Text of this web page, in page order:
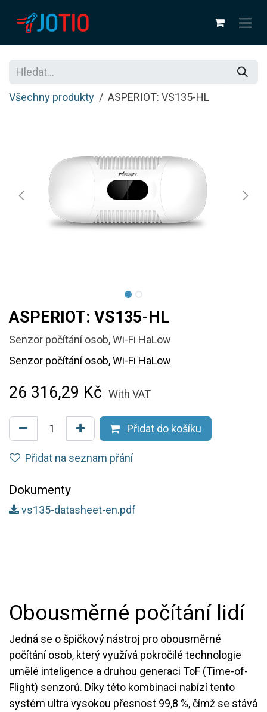
Všechny produkty ASPERIOT: VS135-HL
ASPERIOT: VS135-HL
Senzor počítání osob, Wi-Fi HaLow
Senzor počítání osob, Wi-Fi HaLow
26 316,29 Kč With VAT
Přidat do košíku
Přidat na seznam přání
Dokumenty
vs135-datasheet-en.pdf
Obousměrné počítání lidí
Jedná se o špičkový nástroj pro obousměrné
počítání osob, který využívá pokročilé technologie
umělé inteligence a druhou generaci ToF (Time-of-
Flight) senzorů. Díky této kombinaci nabízí tento
systém ultra vysokou přesnost 99,8 %, čímž se stává